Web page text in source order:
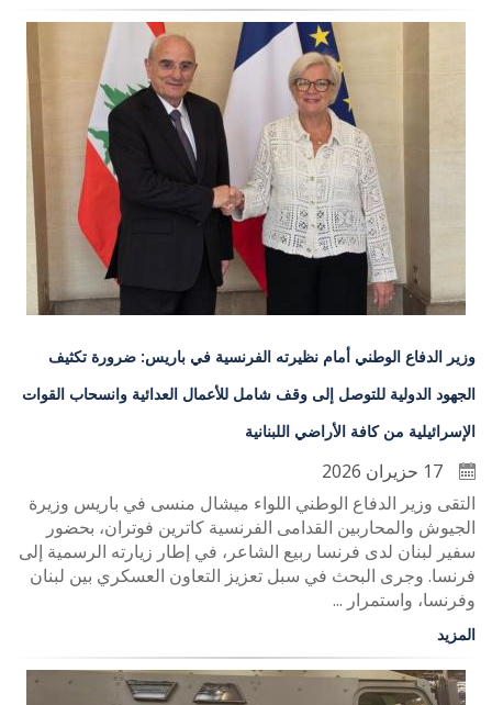
وزير الدفاع الوطني أمام نظيرته الفرنسية في باريس: ضرورة تكثيف
الجهود الدولية للتوصل إلى وقف شامل للأعمال العدائية وانسحاب القوات
الإسرائيلية من كافة الأراضي اللبنانية
التقى وزير الدفاع الوطني اللواء ميشال منسى في باريس وزيرة
الجيوش والمحاربين القدامى الفرنسية كاترين فوتران، بحضور
سفير لبنان لدى فرنسا ربيع الشاعر، في إطار زيارته الرسمية إلى
فرنسا. وجرى البحث في سبل تعزيز التعاون العسكري بين لبنان
وفرنسا، واستمرار ...
المزيد